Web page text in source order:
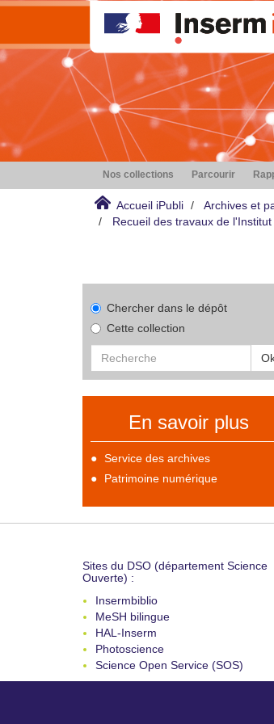
Nos collections Parcourir
Accueil iPubli Archives et
Recueil des travaux de
Chercher dans le dépôt
Cette collection
En savoir plus
Service des archives
Patrimoine numérique
Sites du DSO (département Science
Ouverte) :
Insermbiblio
MeSH bilingue
HAL-Inserm
Photoscience
Science Open Service (SOS)